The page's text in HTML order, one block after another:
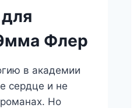
Флер
в академии
сердце и не
Но